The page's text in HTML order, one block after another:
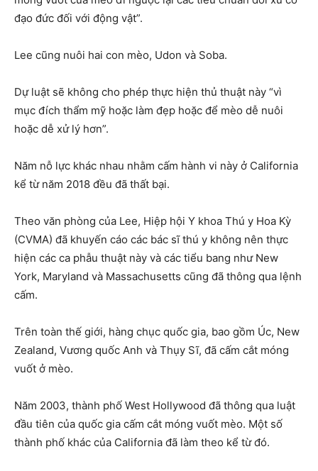
đạo đức đối với động vật”.
Lee cũng nuôi hai con mèo, Udon và Soba.
Dự luật sẽ không cho phép thực hiện thủ thuật này “vì
mục đích thẩm mỹ hoặc làm đẹp hoặc để mèo dễ nuôi
hoặc dễ xử lý hơn”.
Năm nỗ lực khác nhau nhằm cấm hành vi này ở California
kể từ năm 2018 đều đã thất bại.
Theo văn phòng của Lee, Hiệp hội Y khoa Thú y Hoa Kỳ
(CVMA) đã khuyến cáo các bác sĩ thú y không nên thực
hiện các ca phẫu thuật này và các tiểu bang như New
York, Maryland và Massachusetts cũng đã thông qua lệnh
cấm.
Trên toàn thế giới, hàng chục quốc gia, bao gồm Úc, New
Zealand, Vương quốc Anh và Thụy Sĩ, đã cấm cắt móng
vuốt ở mèo.
Năm 2003, thành phố West Hollywood đã thông qua luật
đầu tiên của quốc gia cấm cắt móng vuốt mèo. Một số
thành phố khác của California đã làm theo kể từ đó.